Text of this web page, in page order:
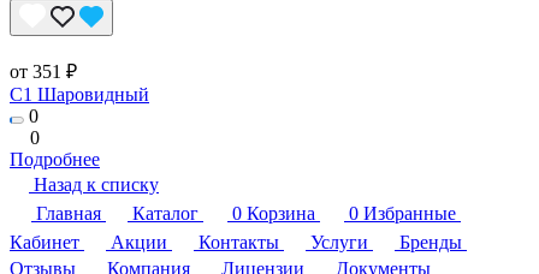
от 351 ₽
C1 Шаровидный
0
0
Подробнее
Назад к списку
Главная
Каталог 0 Корзина 0 Избранные
Кабинет
Акции Контакты Услуги
Бренды
Отзывы
Компания Лицензии
Документы